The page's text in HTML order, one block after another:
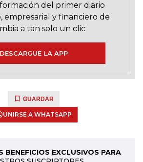
del primer diario
empresarial y financiero de
a tan solo un clic
DESCARGUE LA APP
GUARDAR
UNIRSE A WHATSAPP
BENEFICIOS EXCLUSIVOS PARA